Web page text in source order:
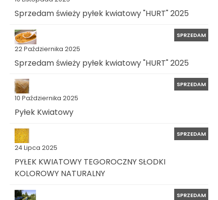
Sprzedam świeży pyłek kwiatowy "HURT" 2025
22 Października 2025
SPRZEDAM
Sprzedam świeży pyłek kwiatowy "HURT" 2025
10 Października 2025
SPRZEDAM
Pyłek Kwiatowy
24 Lipca 2025
SPRZEDAM
PYŁEK KWIATOWY TEGOROCZNY SŁODKI
KOLOROWY NATURALNY
SPRZEDAM